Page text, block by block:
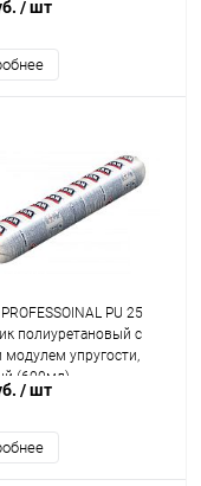
/ шт
PU 25
полиуретановый с
модулем упругости,
(600мл)
/ шт